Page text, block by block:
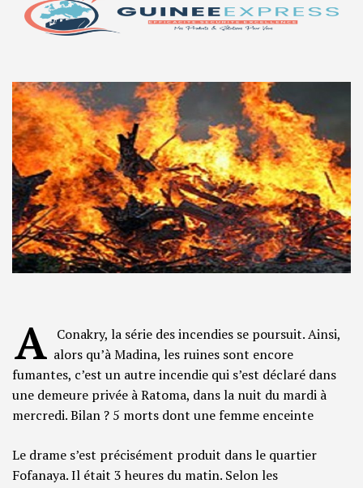
A Conakry, la série des incendies se poursuit. Ainsi,
alors qu’à Madina, les ruines sont encore
fumantes, c’est un autre incendie qui s’est déclaré dans
une demeure privée à Ratoma, dans la nuit du mardi à
mercredi. Bilan ? 5 morts dont une femme enceinte
Le drame s’est précisément produit dans le quartier
Fofanaya. Il était 3 heures du matin. Selon les